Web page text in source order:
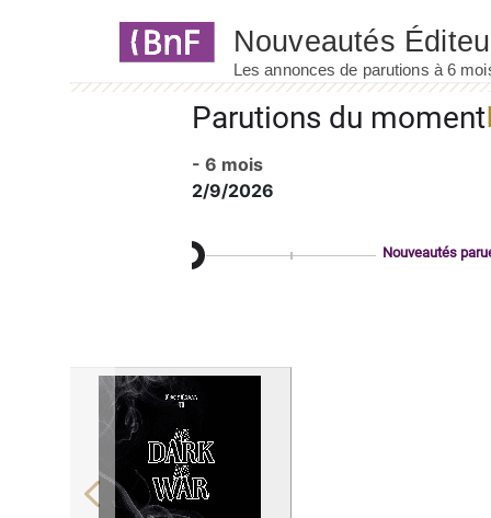
Parutions du moment
- 6 mois
2/9/2026
Nouveautés
Previous